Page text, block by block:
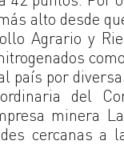
alto desde
Agrario y
país por
del
minera
cercanas